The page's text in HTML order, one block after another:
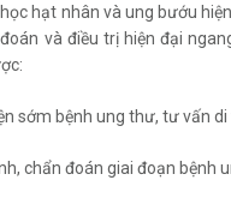
hạt nhân và ung bướu
và điều trị hiện đại
sớm bệnh ung thư, tư vấn di
chẩn đoán giai đoạn bệnh